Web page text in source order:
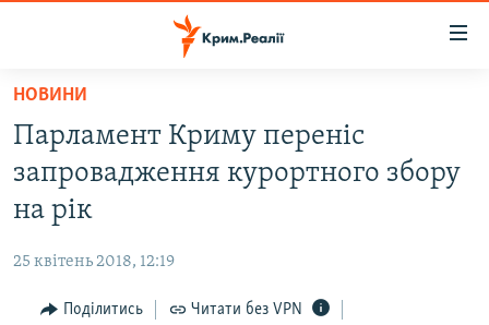
Перейти
основного
матеріалу
Перейти
до
основної
Перейти
ВОДА.КРИМ
ВІДЕО ТА ФОТО
БЛОГИ
ПОГЛЯД
НОВИНИ
Парламент Криму переніс
запровадження курортного збору
на рік
25 квітень 2018, 12:19
Поділитись Читати без VPN